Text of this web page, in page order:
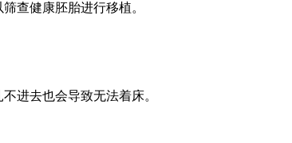
查健康胚胎进行移植。
进去也会导致无法着床。